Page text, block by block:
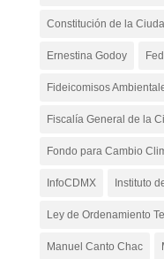
Constitución de la
Ernestina Godoy
Fideicomisos
Fiscalía General de la
Fondo para Cambio
InfoCDMX Instituto
Ley de Ordenamiento
Manuel Canto Chac